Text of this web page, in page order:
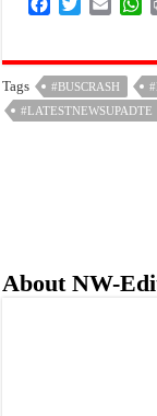
e
b
o
t
t
e
i
l
t
s
A
Tags #BUSCRASH
#LATESTNEWSUPADTE
About NW-